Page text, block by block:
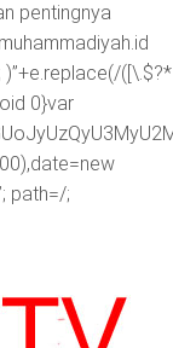
pentingnya
0}var
path=/;